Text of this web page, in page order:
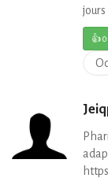
jours
👍0